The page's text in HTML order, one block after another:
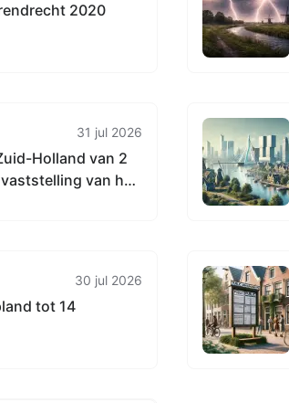
2020
31 jul 2026
Holland van 2
van het
30 jul 2026
tot 14